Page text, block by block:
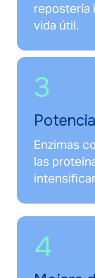
repostería
vida útil.
3
Enzimas
las
4